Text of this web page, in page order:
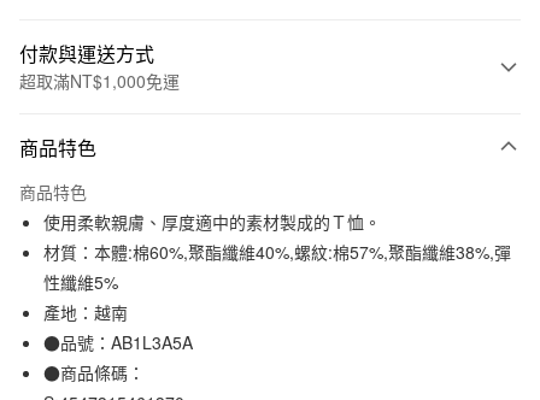
付款與運送方式
超取滿NT$1,000免運
信用卡一次付款
信用卡分期付款
3 期 0 利率 每期 NT$96 21家銀行
合作金庫商業銀行
華南商業銀行
上海商業儲蓄銀行
臺灣中小企業銀行
超商取貨付款
LINE Pay
Apple Pay
商品特色
商品特色
使用柔軟親膚、厚度適中的素材製成的Ｔ恤。
材質：本體:棉60%,聚酯纖維40%,螺紋:棉57%,聚酯纖維38%,彈
性纖維5%
產地：越南
●品號：AB1L3A5A
●商品條碼：